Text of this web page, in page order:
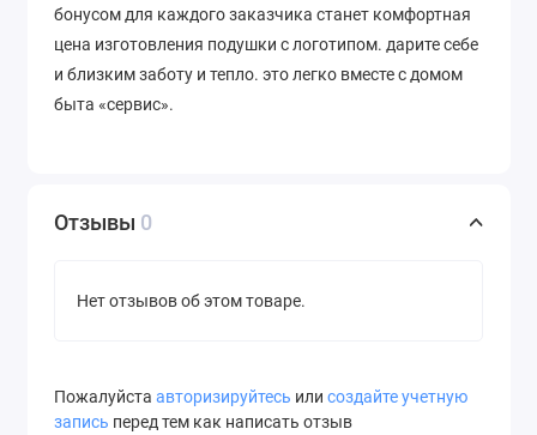
бонусом для каждого заказчика станет комфортная
цена изготовления подушки с логотипом. дарите себе
и близким заботу и тепло. это легко вместе с домом
быта «сервис».
Отзывы 0
Нет отзывов об этом товаре.
Пожалуйста авторизируйтесь или создайте учетную
запись перед тем как написать отзыв